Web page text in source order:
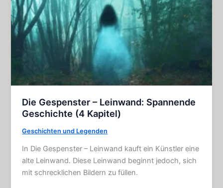
Kapitel)
Die Gespenster – Leinwand: Spannende
Geschichte (4 Kapitel)
Geschichten und Legenden
In Die Gespenster – Leinwand kauft ein Künstler eine
alte Leinwand. Diese Leinwand beginnt jedoch, sich
mit schrecklichen Bildern zu füllen.